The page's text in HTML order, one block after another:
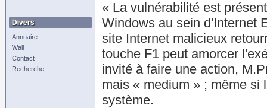
Divers
Annuaire
Wall
Contact
Recherche
« La vulnérabilité est
Windows au sein d'Internet
site Internet malicieux
touche F1 peut amorcer
invité à faire une action,
mais « medium » ; même si
système.